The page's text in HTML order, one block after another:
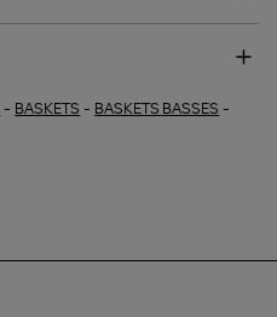
- BASKETS - BASKETS BASSES -